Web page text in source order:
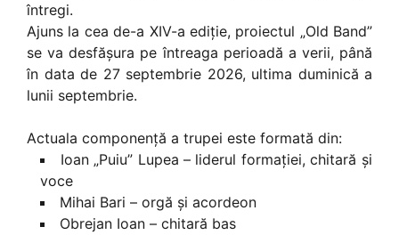
întregi.
Ajuns la cea de-a XIV-a ediție, proiectul „Old Band”
se va desfășura pe întreaga perioadă a verii, până
în data de 27 septembrie 2026, ultima duminică a
lunii septembrie.
Actuala componență a trupei este formată din:
Ioan „Puiu” Lupea – liderul formației, chitară și
voce
Mihai Bari – orgă și acordeon
Obrejan Ioan – chitară bas